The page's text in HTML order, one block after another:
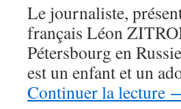
Le journaliste,
français Léon
Pétersbourg en
est un enfant et un
Continuer la lecture